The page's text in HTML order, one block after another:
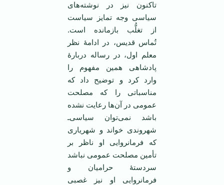
تاکنون نیز در نوشته‌های
سیاسی وجه تمایز سیاست
از تغلُّب بازمانده است.
تُماس قدیس، در ادامۀ نظر
معلم اول، در رساله دربارۀ
پادشاهی همین مفهوم را
وارد کرد و توضیح داد که
مناسباتی را که مصلحت
عمومی در آن‌ها رعایت نشده
باشد نمی‌توان سیاسی‌ـ
شهروندی خواند و شهریاری
که فرمانروایی او ناظر بر
تأمین مصلحت عمومی نباشد
سردستۀ حرامیان و
فرمانروایی او نیز غصبی